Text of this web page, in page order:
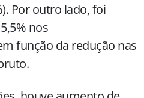
Por outro lado, foi
nos
função da redução nas